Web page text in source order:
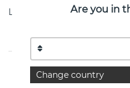
Levering: voorraadartikel
PRODUCTOMSCHRIJVING
Are you in
Change country